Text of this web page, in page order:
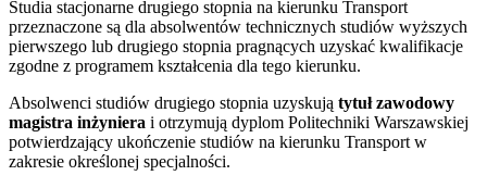
Studia stacjonarne drugiego stopnia na kierunku Transport
przeznaczone są dla absolwentów technicznych studiów wyższych
pierwszego lub drugiego stopnia pragnących uzyskać kwalifikacje
zgodne z programem kształcenia dla tego kierunku.
Absolwenci studiów drugiego stopnia uzyskują tytuł zawodowy
magistra inżyniera i otrzymują dyplom Politechniki Warszawskiej
potwierdzający ukończenie studiów na kierunku Transport w
zakresie określonej specjalności.